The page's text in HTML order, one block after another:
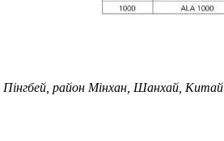
Пінгбей, район Мінхан, Шанхай, Китай